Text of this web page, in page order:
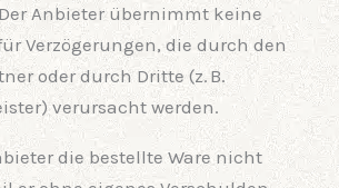
Anbieter übernimmt keine
Verzögerungen, die durch den
oder durch Dritte (z. B.
verursacht werden.
die bestellte Ware nicht